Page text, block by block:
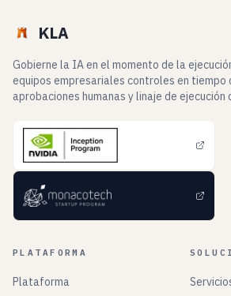
KLA
Gobierne la IA en el momento de la
equipos empresariales controles en tiempo
aprobaciones humanas y linaje de
PLATAFORMA
Plataforma